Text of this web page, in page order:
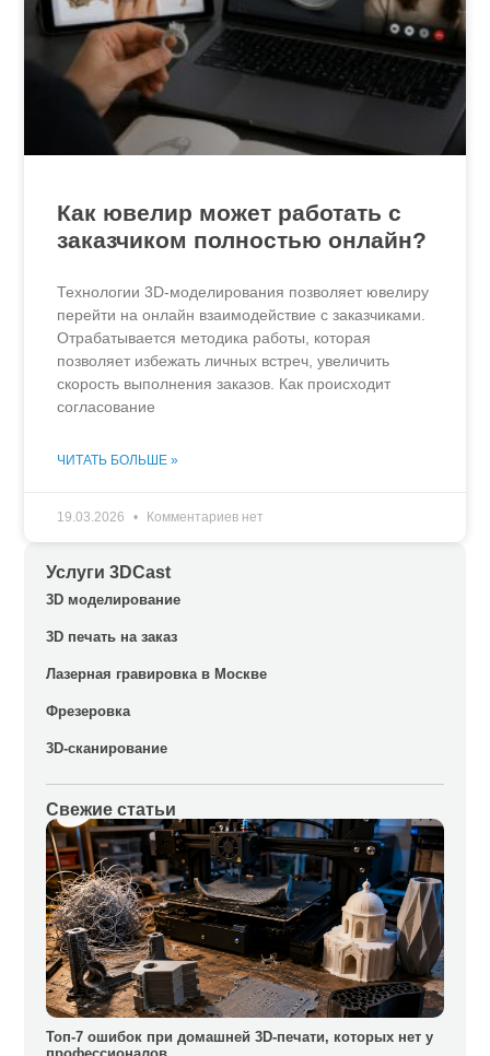
Услуги 3DCast
3D моделирование
3D печать на заказ
Лазерная гравировка в Москве
Фрезеровка
3D-сканирование
Свежие статьи
Топ-7 ошибок при домашней 3D-печати, которых нет у
Как ювелир может работать с
заказчиком полностью онлайн?
Технологии 3D-моделирования позволяет ювелиру
перейти на онлайн взаимодействие с заказчиками.
Отрабатывается методика работы, которая
позволяет избежать личных встреч, увеличить
скорость выполнения заказов. Как происходит
согласование
ЧИТАТЬ БОЛЬШЕ »
19.03.2026 Комментариев нет